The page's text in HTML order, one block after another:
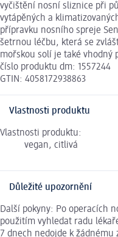
vyčištění nosní sliznice při
vytápěných a
přípravku nosního spreje
šetrnou léčbu, která se
mořskou solí je také vhodný
číslo produktu dm: 1557244
GTIN: 4058172938863
Vlastnosti produktu
Vlastnosti produktu:
vegan, citlivá
Důležité upozornění
Další pokyny: Po operacích
použitím vyhledat radu
7 dnech nedojde k